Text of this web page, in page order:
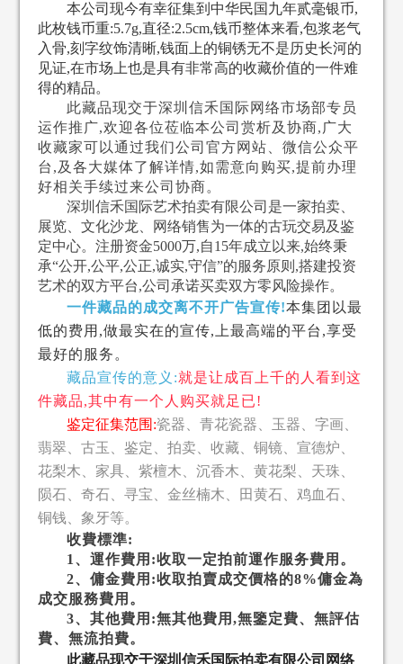
本公司现今有幸征集到中华民国九年贰毫银币,
此枚钱币重:5.7g,直径:2.5cm,钱币整体来看,包浆老气
入骨,刻字纹饰清晰,钱面上的铜锈无不是历史长河的
见证,在市场上也是具有非常高的收藏价值的一件难
得的精品。
此藏品现交于深圳信禾国际网络市场部专员
运作推广,欢迎各位莅临本公司赏析及协商,广大
收藏家可以通过我们公司官方网站、微信公众平
台,及各大媒体了解详情,如需意向购买,提前办理
好相关手续过来公司协商。
深圳信禾国际艺术拍卖有限公司是一家拍卖、
展览、文化沙龙、网络销售为一体的古玩交易及鉴
定中心。注册资金5000万,自15年成立以来,始终秉
承“公开,公平,公正,诚实,守信”的服务原则,搭建投资
艺术的双方平台,公司承诺买卖双方零风险操作。
一件藏品的成交离不开广告宣传!本集团以最
低的费用,做最实在的宣传,上最高端的平台,享受
最好的服务。
藏品宣传的意义:就是让成百上千的人看到这
件藏品,其中有一个人购买就足已!
鉴定征集范围:瓷器、青花瓷器、玉器、字画、
翡翠、古玉、鉴定、拍卖、收藏、铜镜、宣德炉、
花梨木、家具、紫檀木、沉香木、黄花梨、天珠、
陨石、奇石、寻宝、金丝楠木、田黄石、鸡血石、
铜钱、象牙等。
收費標準:
1、運作費用:收取一定拍前運作服务費用。
2、傭金費用:收取拍賣成交價格的8%傭金為
成交服務費用。
3、其他費用:無其他費用,無鑒定費、無評估
費、無流拍費。
此藏品现交于深圳信禾国际拍卖有限公司网络